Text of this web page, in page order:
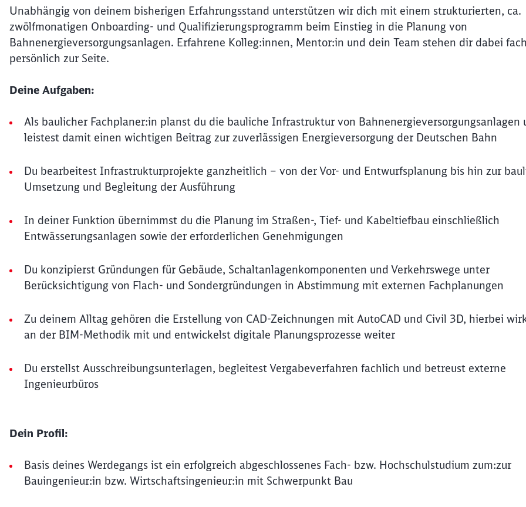
Unabhängig von deinem bisherigen Erfahrungsstand unterstützen wir dich mit einem strukturierten, ca.
zwölfmonatigen Onboarding- und Qualifizierungsprogramm beim Einstieg in die Planung von
Bahnenergieversorgungsanlagen. Erfahrene Kolleg:innen, Mentor:in und dein Team stehen dir dabei
persönlich zur Seite.
Deine Aufgaben:
Als baulicher Fachplaner:in planst du die bauliche Infrastruktur von Bahnenergieversorgungsanlagen
leistest damit einen wichtigen Beitrag zur zuverlässigen Energieversorgung der Deutschen Bahn
Du bearbeitest Infrastrukturprojekte ganzheitlich – von der Vor- und Entwurfsplanung bis hin zur
Umsetzung und Begleitung der Ausführung
In deiner Funktion übernimmst du die Planung im Straßen-, Tief- und Kabeltiefbau einschließlich
Entwässerungsanlagen sowie der erforderlichen Genehmigungen
Du konzipierst Gründungen für Gebäude, Schaltanlagenkomponenten und Verkehrswege unter
Berücksichtigung von Flach- und Sondergründungen in Abstimmung mit externen Fachplanungen
Zu deinem Alltag gehören die Erstellung von CAD-Zeichnungen mit AutoCAD und Civil 3D, hierbei
an der BIM-Methodik mit und entwickelst digitale Planungsprozesse weiter
Du erstellst Ausschreibungsunterlagen, begleitest Vergabeverfahren fachlich und betreust externe
Ingenieurbüros
Dein Profil:
Basis deines Werdegangs ist ein erfolgreich abgeschlossenes Fach- bzw. Hochschulstudium zum:zur
Bauingenieur:in bzw. Wirtschaftsingenieur:in mit Schwerpunkt Bau